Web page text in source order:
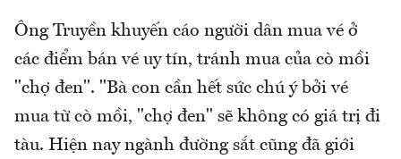
Ông Truyền khuyến cáo người dân mua vé ở
các điểm bán vé uy tín, tránh mua của cò mồi
"chợ đen". "Bà con cần hết sức chú ý bởi vé
mua từ cò mồi, "chợ đen" sẽ không có giá trị đi
tàu. Hiện nay ngành đường sắt cũng đã giới